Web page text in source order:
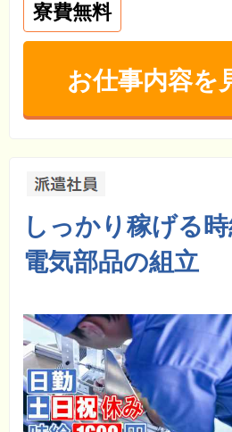
寮費無料
お仕事内容を
しっかり稼げる
電気部品の組立